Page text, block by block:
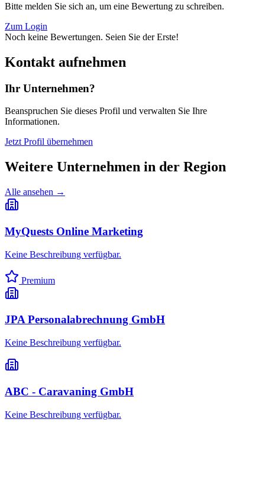
Bitte melden Sie sich an, um eine Bewertung zu schreiben.
Zum Login
Noch keine Bewertungen. Seien Sie der Erste!
Kontakt aufnehmen
Ihr Unternehmen?
Beanspruchen Sie dieses Profil und verwalten Sie Ihre
Informationen.
Jetzt Profil übernehmen
Weitere Unternehmen in der Region
Alle ansehen →
MyQuests Online Marketing
Keine Beschreibung verfügbar.
Premium
JPA Personalabrechnung GmbH
Keine Beschreibung verfügbar.
ABC - Caravaning GmbH
Keine Beschreibung verfügbar.